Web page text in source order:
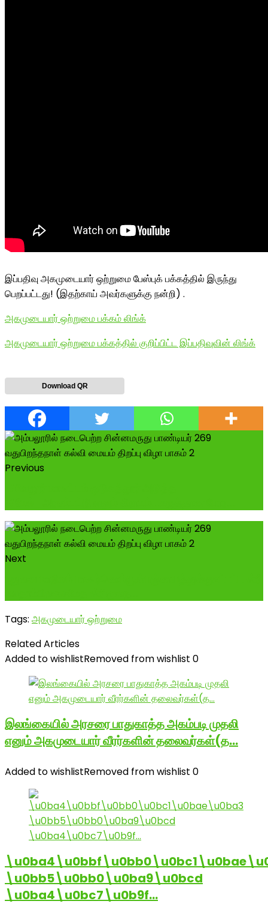
இப்பதிவு அகமுடையார் ஒற்றுமை பேஸ்புக் பக்கத்தில் இருந்து
பெறப்பட்டது! (இதற்காய் அவர்களுக்கு நன்றி) .
அகமுடையார் ஒற்றுமை பக்கம் லிங்க்
அகமுடையார் ஒற்றுமை பக்கத்தில் குறிப்பிட்ட இப்பதிவுவின் லிங்க்
Download QR
Previous
Next
Tags: அகமுடையார் ஒற்றுமை
Related Articles
Added to wishlistRemoved from wishlist 0
இலங்கையில் அரசரை பாதுகாத்த அகம்படி முதலி
எனும் அகமுடையார் வீரர்களின் தலைவர்கள்(த…
Added to wishlistRemoved from wishlist 0
\u0bb5\u0bb0\u0ba9\u0bcd
\u0ba4\u0bc7\u0b9f…